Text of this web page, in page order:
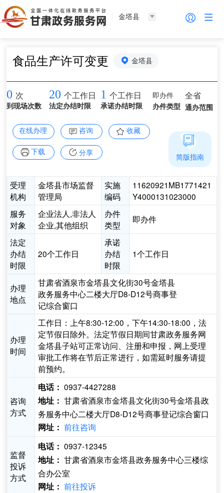
金塔县
食品生产许可变更 金塔县
0 次
到现场次数
20 个工作日
法定办结时限
1 个工作日
承诺办结时限
即办件
办件类型
全省
通办范围
在线办理 咨询 收藏
下载 分享
受理
机构
金塔县市场监督
管理局
实施
编码
11620921MB1771421
Y4000131023000
服务
对象
企业法人,非法人
企业,其他组织
办件
类型
即办件
法定
办结
时限
20个工作日
承诺
办结
时限
1个工作日
办理
地点
甘肃省酒泉市金塔县文化街30号金塔县
政务服务中心二楼大厅D8-D12号商事登
记综合窗口
办理
时间
工作日：上午8:30-12:00，下午14:30-18:00，法
定节假日除外。法定节假日期间甘肃政务服务网
金塔县子站可正常访问、注册和申报，网上受理
审批工作将在节后正常进行，如需延时服务请提
前预约。
咨询
方式
电话： 0937-4427288
地址： 甘肃省酒泉市金塔县文化街30号金塔县政
务服务中心二楼大厅D8-D12号商事登记综合窗口
网址： 前往咨询
监督
投诉
方式
电话： 0937-12345
地址： 甘肃省酒泉市金塔县政务服务中心三楼综
合办公室
网址： 前往投诉
简版指南